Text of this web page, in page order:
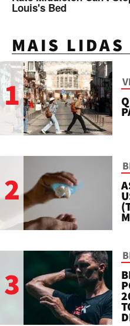
MAIS LIDAS
1
2
3